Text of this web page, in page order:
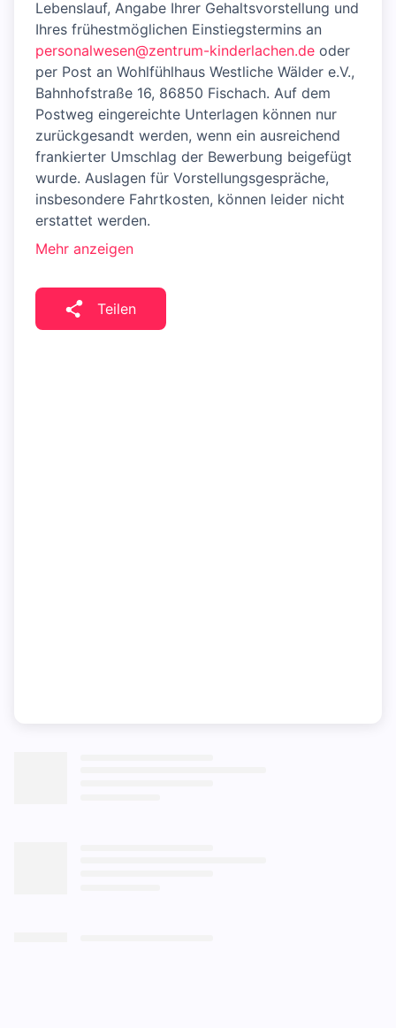
Lebenslauf, Angabe Ihrer Gehaltsvorstellung und
Ihres frühestmöglichen Einstiegstermins an
personalwesen@zentrum-kinderlachen.de oder
per Post an Wohlfühlhaus Westliche Wälder e.V.,
Bahnhofstraße 16, 86850 Fischach. Auf dem
Postweg eingereichte Unterlagen können nur
zurückgesandt werden, wenn ein ausreichend
frankierter Umschlag der Bewerbung beigefügt
wurde. Auslagen für Vorstellungsgespräche,
insbesondere Fahrtkosten, können leider nicht
erstattet werden.
Mehr anzeigen
Teilen